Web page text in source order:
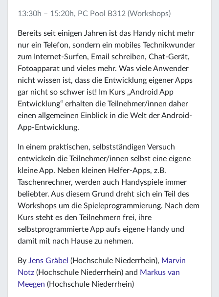
13:30h – 15:20h, PC Pool B312 (Workshops)
Bereits seit einigen Jahren ist das Handy nicht mehr
nur ein Telefon, sondern ein mobiles Technikwunder
zum Internet-Surfen, Email schreiben, Chat-Gerät,
Fotoapparat und vieles mehr. Was viele Anwender
nicht wissen ist, dass die Entwicklung eigener Apps
gar nicht so schwer ist! Im Kurs „Android App
Entwicklung“ erhalten die Teilnehmer/innen daher
einen allgemeinen Einblick in die Welt der Android-
App-Entwicklung.
In einem praktischen, selbstständigen Versuch
entwickeln die Teilnehmer/innen selbst eine eigene
kleine App. Neben kleinen Helfer-Apps, z.B.
Taschenrechner, werden auch Handyspiele immer
beliebter. Aus diesem Grund dreht sich ein Teil des
Workshops um die Spieleprogrammierung. Nach dem
Kurs steht es den Teilnehmern frei, ihre
selbstprogrammierte App aufs eigene Handy und
damit mit nach Hause zu nehmen.
By Jens Gräbel (Hochschule Niederrhein), Marvin
Notz (Hochschule Niederrhein) and Markus van
Meegen (Hochschule Niederrhein)